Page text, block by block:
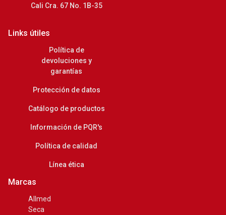
Cali Cra. 67 No. 1B-35
Links útiles
Política de
devoluciones y
garantías
Protección de datos
Catálogo de productos
Información de PQR's
Política de calidad
Línea ética
Marcas
Allmed
Seca